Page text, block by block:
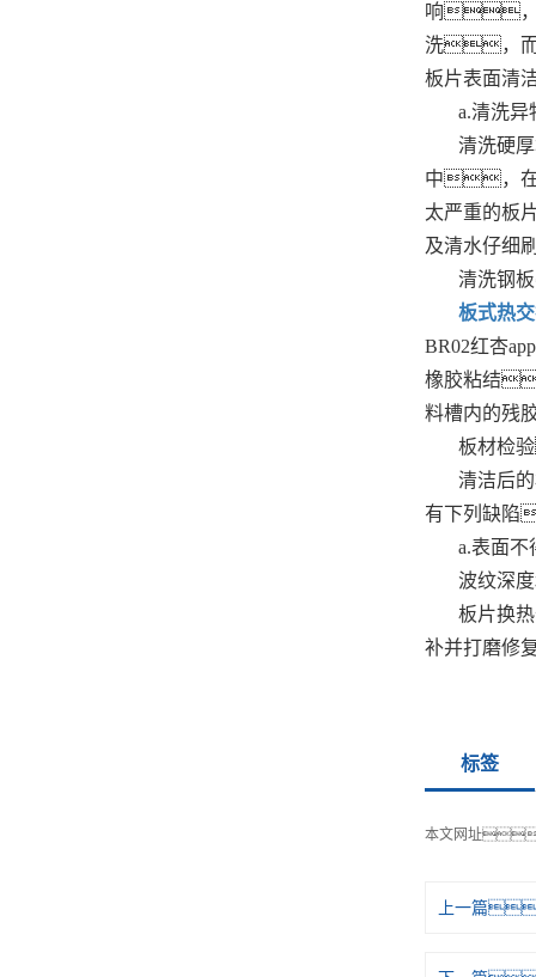
响，
洗，而
板片表面清
a.清洗
清洗硬
中，在
太严重的板
及清水仔
清洗钢
板式热
BR02红杏
橡胶粘结
料槽内的残
板材
清洁后
有下列缺
a.表面
波纹深
板片换
补并打磨修
标签
本文网址
上一篇